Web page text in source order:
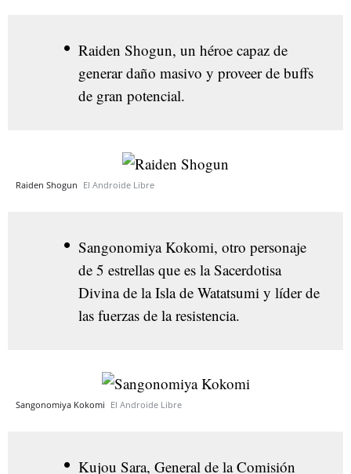
Raiden Shogun, un héroe capaz de
generar daño masivo y proveer de buffs
de gran potencial.
Raiden Shogun El Androide Libre
Sangonomiya Kokomi, otro personaje
de 5 estrellas que es la Sacerdotisa
Divina de la Isla de Watatsumi y líder de
las fuerzas de la resistencia.
Sangonomiya Kokomi El Androide Libre
Kujou Sara, General de la Comisión